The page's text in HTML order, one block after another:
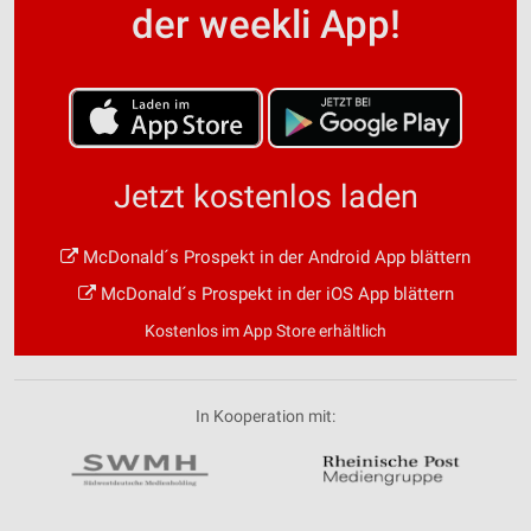
der weekli App!
Jetzt kostenlos laden
McDonald´s Prospekt in der Android App blättern
McDonald´s Prospekt in der iOS App blättern
Kostenlos im App Store erhältlich
In Kooperation mit: